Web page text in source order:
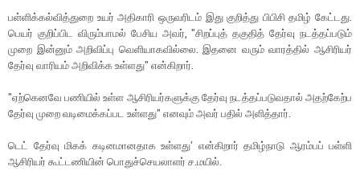
பள்ளிக்கல்வித்துறை உயர் அதிகாரி ஒருவரிடம் இது குறித்து பிபிசி தமிழ் கேட்டது.
பெயர் குறிப்பிட விரும்பாமல் பேசிய அவர், "சிறப்புத் தகுதித் தேர்வு நடத்தப்படும்
முறை இன்னும் அறிவிப்பு வெளியாகவில்லை. இதனை வரும் வாரத்தில் ஆசிரியர்
தேர்வு வாரியம் அறிவிக்க உள்ளது" என்கிறார்.
"ஏற்கெனவே பணியில் உள்ள ஆசிரியர்களுக்கு தேர்வு நடத்தப்படுவதால் அதற்கேற்ப
தேர்வு முறை வடிமைக்கப்பட உள்ளது" எனவும் அவர் பதில் அளித்தார்.
டெட் தேர்வு மிகக் கடினமானதாக உள்ளது' என்கிறார் தமிழ்நாடு ஆரம்பப் பள்ளி
ஆசிரியர் கூட்டணியின் பொதுச்செயலாளர் ச.மயில்.